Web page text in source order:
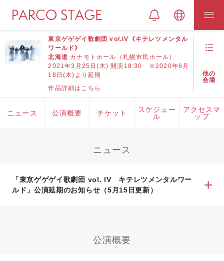
東京ゲゲゲイ歌劇団 vol.IV《キテレツメンタル
ワールド》
北海道 カナモトホール（札幌市民ホール）
2021年3月25日(木) 開演18:30 ※2020年6月
18日(木)より延期
作品詳細はこちら
他の
会場
ニュース 公演概要 チケット
スケジュー
ル
アクセスマ
ップ
ニュース
「東京ゲゲゲイ歌劇団 vol. IV キテレツメンタルワー
ルド」公演延期のお知らせ（5月15日更新）
公演概要